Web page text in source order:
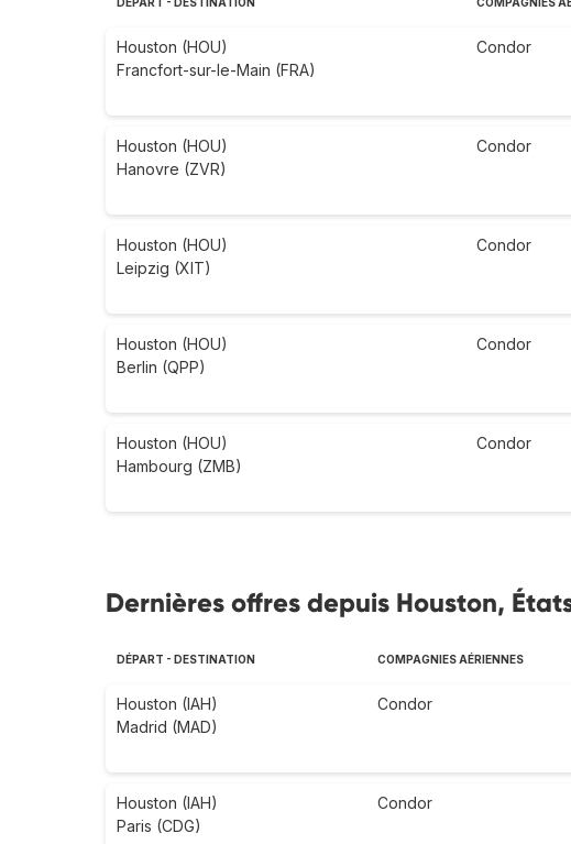
Houston (HOU)
Francfort-sur-le-Main (FRA)
Condor
Houston (HOU)
Hanovre (ZVR)
Condor
Houston (HOU)
Leipzig (XIT)
Condor
Houston (HOU)
Berlin (QPP)
Condor
Houston (HOU)
Hambourg (ZMB)
Condor
Dernières offres depuis Houston,
DÉPART - DESTINATION COMPAGNIES AÉRIENNES
Houston (IAH)
Madrid (MAD)
Condor
Houston (IAH)
Paris (CDG)
Condor